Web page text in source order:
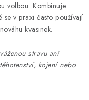
volbou. Kombinuje
se v praxi často používají
kvasinek.
stravu ani
kojení nebo